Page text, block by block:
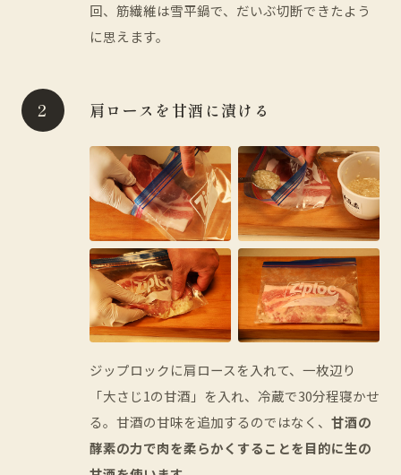
回、筋繊維は雪平鍋で、だいぶ切断できたよう
に思えます。
肩ロースを甘酒に漬ける
ジップロックに肩ロースを入れて、一枚辺り
「大さじ1の甘酒」を入れ、冷蔵で30分程寝かせ
る。甘酒の甘味を追加するのではなく、 甘酒の
酵素の力で肉を柔らかくすることを目的に生の